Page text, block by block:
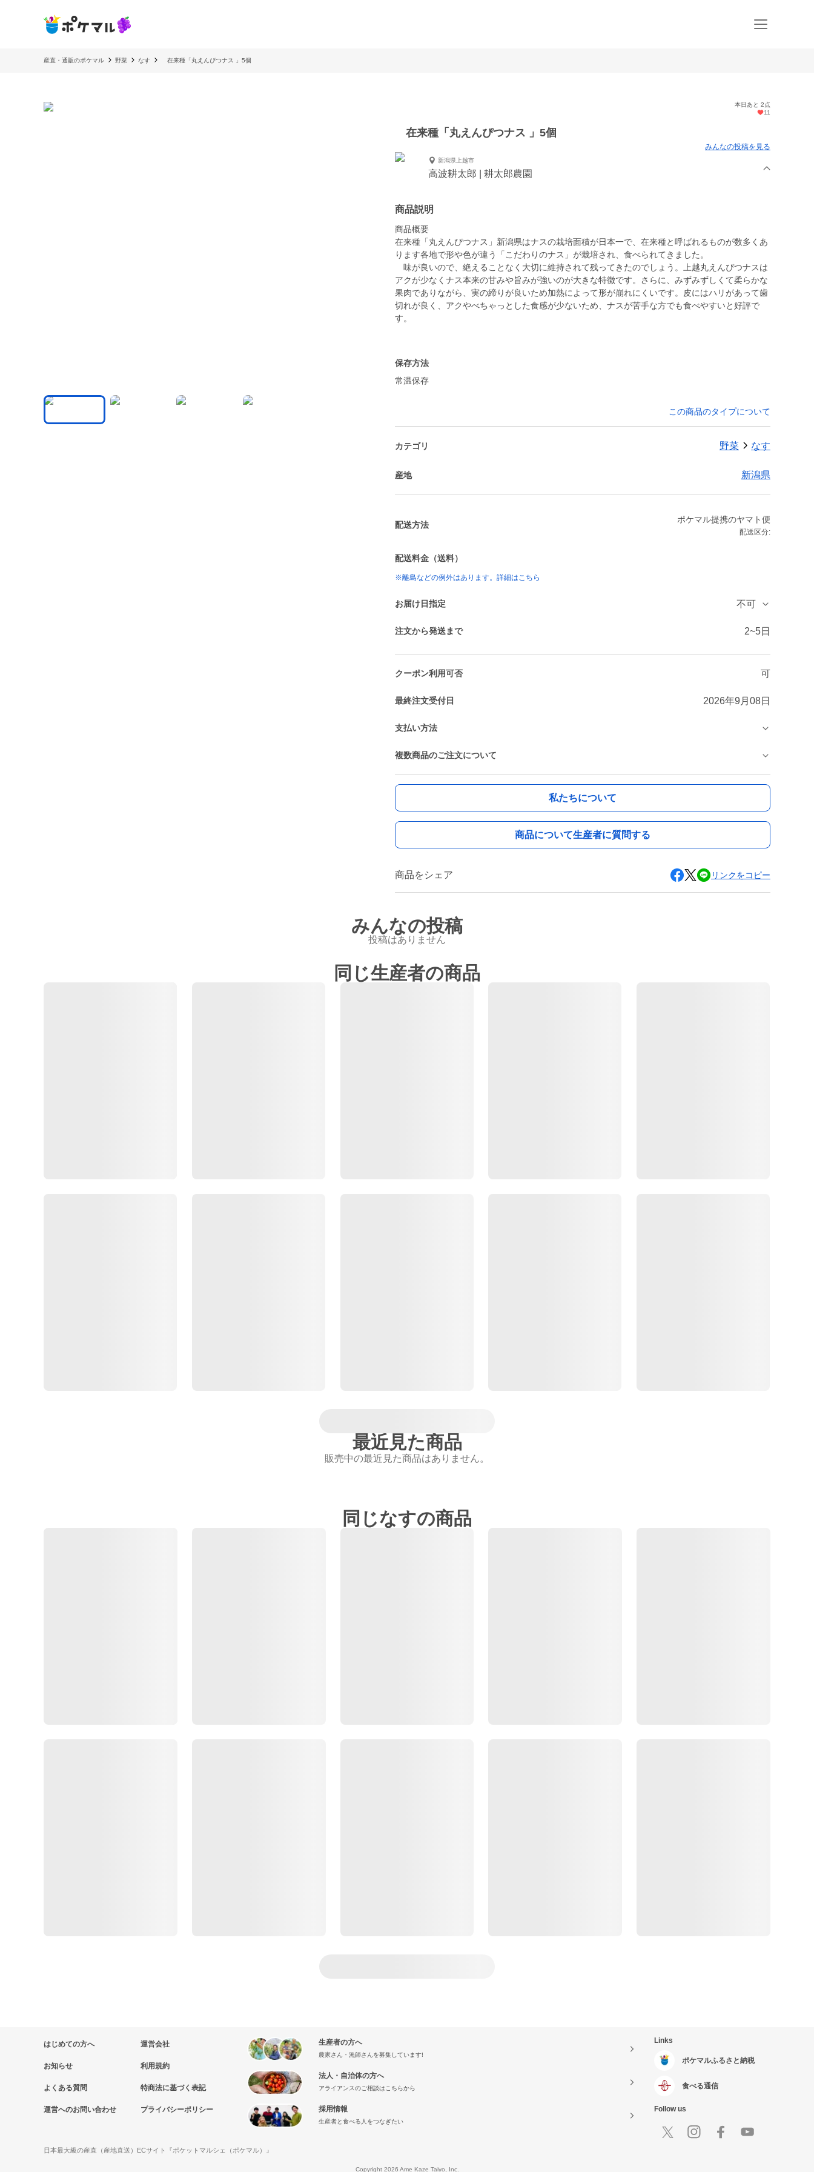
産直・通販のポケマル 野菜 なす 在来種「丸えんぴつナス 」5個
本日あと 2点
11
在来種「丸えんぴつナス 」5個
みんなの投稿を見る
新潟県上越市
高波耕太郎 | 耕太郎農園
商品説明
商品概要
在来種「丸えんぴつナス」新潟県はナスの栽培面積が日本一で、在来種と呼ばれるものが数多くあ
ります各地で形や色が違う「こだわりのナス」が栽培され、食べられてきました。
味が良いので、絶えることなく大切に維持されて残ってきたのでしょう。上越丸えんぴつナスは
アクが少なくナス本来の甘みや旨みが強いのが大きな特徴です。さらに、みずみずしくて柔らかな
果肉でありながら、実の締りが良いため加熱によって形が崩れにくいです。皮にはハリがあって歯
切れが良く、アクやべちゃっとした食感が少ないため、ナスが苦手な方でも食べやすいと好評で
す。
保存方法
常温保存
この商品のタイプについて
カテゴリ 野菜 なす
産地 新潟県
配送方法
ポケマル提携のヤマト便
配送区分:
配送料金（送料）
※離島などの例外はあります。詳細はこちら
お届け日指定 不可
注文から発送まで 2~5日
クーポン利用可否 可
最終注文受付日 2026年9月08日
支払い方法
複数商品のご注文について
私たちについて
商品について生産者に質問する
商品をシェア リンクをコピー
みんなの投稿
投稿はありません
同じ生産者の商品
最近見た商品
販売中の最近見た商品はありません。
同じなすの商品
はじめての方へ
お知らせ
よくある質問
運営へのお問い合わせ
運営会社
利用規約
特商法に基づく表記
プライバシーポリシー
生産者の方へ
農家さん・漁師さんを募集しています!
法人・自治体の方へ
アライアンスのご相談はこちらから
採用情報
生産者と食べる人をつなぎたい
Links
ポケマルふるさと納税
食べる通信
Follow us
日本最大級の産直（産地直送）ECサイト『ポケットマルシェ（ポケマル）』
Copyright 2026 Ame Kaze Taiyo, Inc.